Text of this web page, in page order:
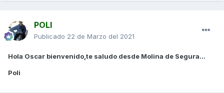
POLI
Publicado 22 de Marzo del 2021
Hola Oscar bienvenido,te saludo desde Molina de Segura...
Poli